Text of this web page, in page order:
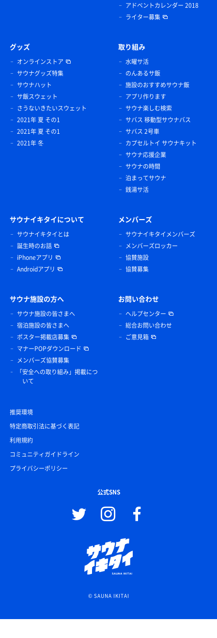
アドベントカレンダー 2018
ライター募集
グッズ
オンラインストア
サウナグッズ特集
サウナハット
サ飯スウェット
さうないきたいスウェット
2021年 夏 その1
2021年 夏 その1
2021年 冬
取り組み
水曜サ活
のんあるサ飯
施設のおすすめサウナ飯
アプリ作ります
サウナ楽しむ検索
サバス 移動型サウナバス
サバス 2号車
カプセルトイ サウナキット
サウナ応援企業
サウナの時間
泊まってサウナ
銭湯サ活
サウナイキタイについて
サウナイキタイとは
誕生時のお話
iPhoneアプリ
Androidアプリ
メンバーズ
サウナイキタイメンバーズ
メンバーズロッカー
協賛施設
協賛募集
サウナ施設の方へ
サウナ施設の皆さまへ
宿泊施設の皆さまへ
ポスター掲載店募集
マナーPOPダウンロード
メンバーズ協賛募集
「安全への取り組み」掲載につ
いて
お問い合わせ
ヘルプセンター
総合お問い合わせ
ご意見箱
推奨環境
特定商取引法に基づく表記
利用規約
コミュニティガイドライン
プライバシーポリシー
公式SNS
© SAUNA IKITAI